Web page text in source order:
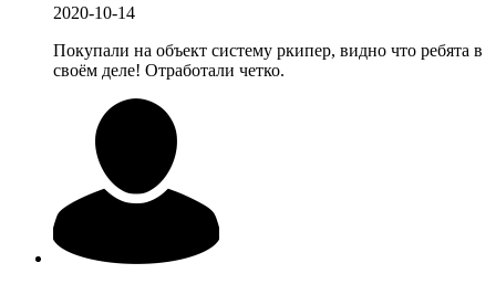
2020-10-14
Покупали на объект систему ркипер, видно что ребята в
своём деле! Отработали четко.